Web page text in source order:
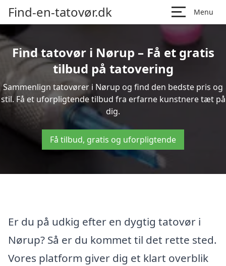
Find-en-tatovør.dk Menu
Find tatovør i Nørup – Få et gratis
tilbud på tatovering
Sammenlign tatovører i Nørup og find den bedste pris og
stil. Få et uforpligtende tilbud fra erfarne kunstnere tæt på
dig.
Få tilbud, gratis og uforpligtende
Er du på udkig efter en dygtig tatovør i
Nørup? Så er du kommet til det rette sted.
Vores platform giver dig et klart overblik